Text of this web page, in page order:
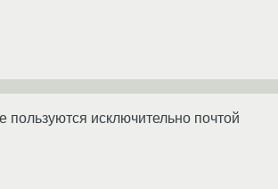
исключительно почтой